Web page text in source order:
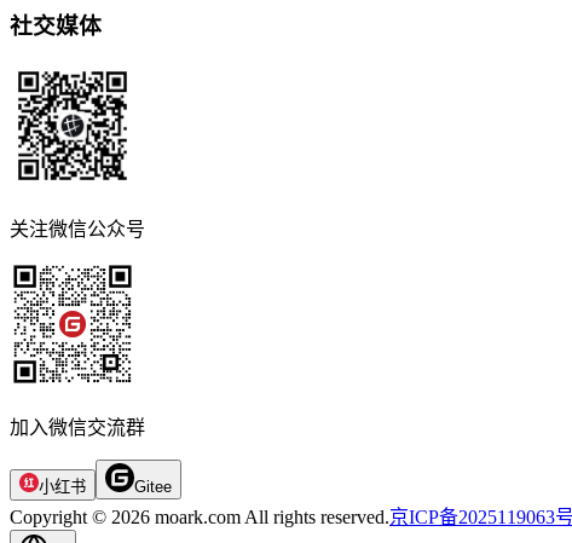
社交媒体
关注微信公众号
加入微信交流群
小红书 Gitee
Copyright © 2026 moark.com All rights reserved.京ICP备2025119063号